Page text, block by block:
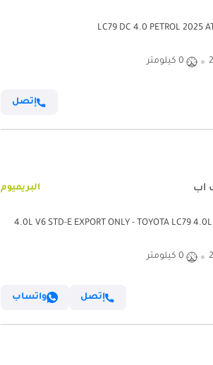
0 كيلومتر
إتصل
آب البريميوم
0 كيلومتر
إتصل واتساب